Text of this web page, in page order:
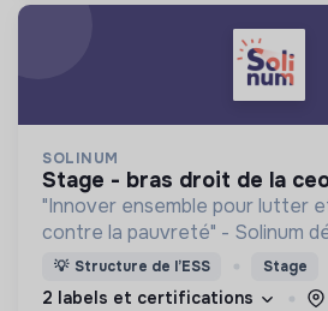
SOLINUM
stage - bras droit de la
"Innover ensemble pour lutter
contre la pauvreté" - Solinum
d'innovation sociale qui utilisent
participer à la lutte contre la
💡 Structure de l’ESS Stage
2 labels et certifications